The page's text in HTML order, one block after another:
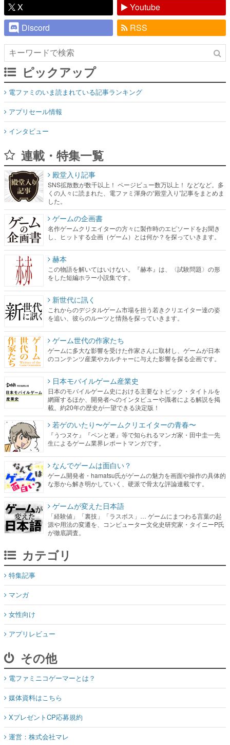
X
Youtube
Discord
RSS
ピックアップ
電ファミのいま読まれている記事ランキング
アプリセール情報
インタビュー
連載・特集一覧
殿堂入り記事
SNS拡散数が数千以上！ ページビュー数万以上！ などなど。多
くの人々に読まれた、電ファミ渾身の“殿堂入り”記事をまとめま
した。
ゲームの企画書
名作ゲームクリエイターの方々に製作時のエピソードをお聞き
し、ヒットする企画（ゲーム）とは何か？を探っていきます。
赫本
この物語を解いてはいけない。『赫本』は、〈試験問題〉の形
をした短編ホラー小説集です。
新世代に訊く
これからのデジタルゲーム市場を担う若きクリエイター達の姿
を追い、彼らのルーツと情熱を探っていきます。
ゲーム世代の作家たち
ゲームに多大な影響を受けた作家さんに取材し、ゲームが日本
のコンテンツ産業やカルチャーに与えた影響を探る企画です。
日本モバイルゲーム産業史
日本のモバイルゲーム史における主要なトピック・タイトルを
網羅するほか、開発者へのインタビューや識者による解説を掲
載。約20年の歴史が一望できる決定版！
若ゲのいたり〜ゲームクリエイターの青春〜
『うつヌケ』『ペンと箸』等で知られるマンガ家・田中圭一先
生によるゲーム業界レポートマンガです。
なんでゲームは面白い？
ゲーム開発者・hamatsu氏がゲームの魅力を画面や操作の具体的
な形から解き明かしていく、硬派で骨太な評論連載です。
ゲームが変えた日本語
「経験値」「裏技」「ラスボス」… ゲームにまつわる言葉の起
源や用法の変遷を、コンピューター文化史研究家・タイニーP氏
が徹底調査。
カテゴリ
特集記事
マンガ
女性向け
アプリレビュー
その他
電ファミニコゲーマーとは？
媒体資料はこちら
XプレゼントCP応募規約
運営：株式会社マレ